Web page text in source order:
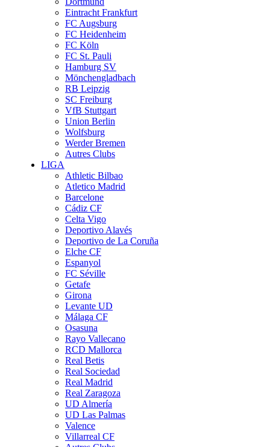
Eintracht Frankfurt
FC Augsburg
FC Heidenheim
FC Köln
FC St. Pauli
Hamburg SV
Mönchengladbach
RB Leipzig
SC Freiburg
VfB Stuttgart
Union Berlin
Wolfsburg
Werder Bremen
Autres Clubs
LIGA
Athletic Bilbao
Atletico Madrid
Barcelone
Cádiz CF
Celta Vigo
Deportivo Alavés
Deportivo de La Coruña
Elche CF
Espanyol
FC Séville
Getafe
Girona
Levante UD
Málaga CF
Osasuna
Rayo Vallecano
RCD Mallorca
Real Betis
Real Sociedad
Real Madrid
Real Zaragoza
UD Almería
UD Las Palmas
Valence
Villarreal CF